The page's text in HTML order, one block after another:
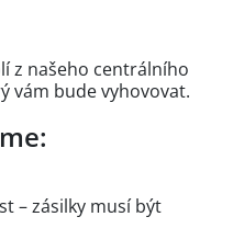
z našeho centrálního
vám bude vyhovovat.
– zásilky musí být